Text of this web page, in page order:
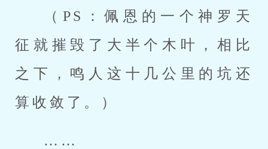
（PS：佩恩的一个神罗天
征就摧毁了大半个木叶，相比
之下，鸣人这十几公里的坑还
算收敛了。）
……